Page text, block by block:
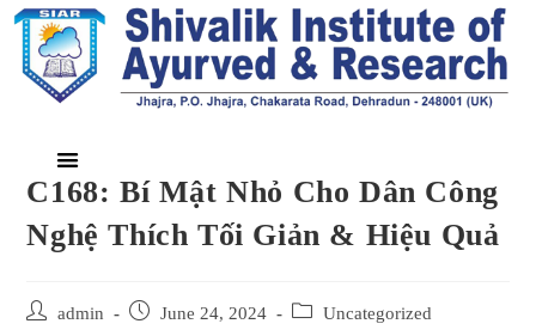
C168: Bí Mật Nhỏ Cho Dân Công
Nghệ Thích Tối Giản & Hiệu Quả
admin June 24, 2024 Uncategorized